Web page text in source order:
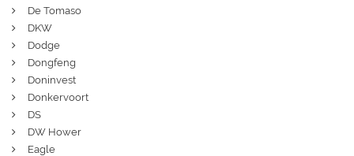
De Tomaso
DKW
Dodge
Dongfeng
Doninvest
Donkervoort
DS
DW Hower
Eagle